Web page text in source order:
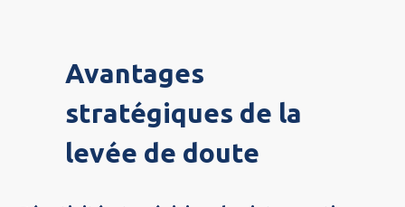
Avantages
stratégiques de la
levée de doute